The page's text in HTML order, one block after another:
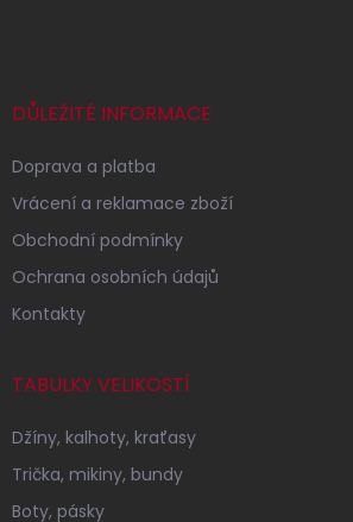
DŮLEŽITÉ INFORMACE
Doprava a platba
Vrácení a reklamace zboží
Obchodní podmínky
Ochrana osobních údajů
Kontakty
TABULKY VELIKOSTÍ
Džíny, kalhoty, kraťasy
Trička, mikiny, bundy
Boty, pásky